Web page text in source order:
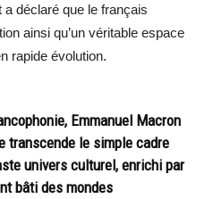
déclaré que le français
ainsi qu’un véritable espace
rapide évolution.
Emmanuel Macron
transcende le simple cadre
univers culturel, enrichi par
bâti des mondes